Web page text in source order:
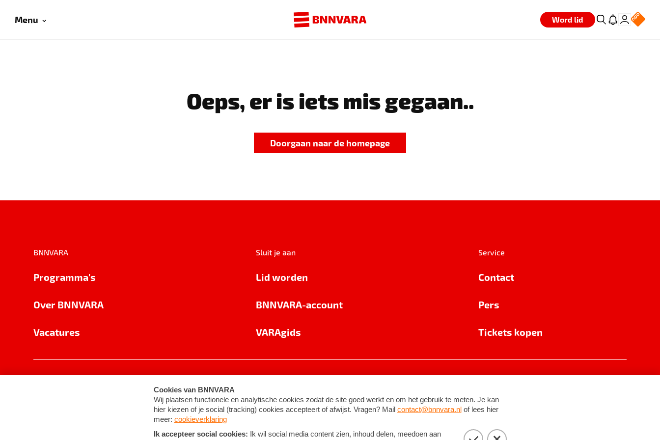
Menu Word lid
Oeps, er is iets mis gegaan..
Doorgaan naar de homepage
BNNVARA
Programma's
Over BNNVARA
Vacatures
Sluit je aan
Lid worden
BNNVARA-account
VARAgids
Service
Contact
Pers
Tickets kopen
Cookie-instellingen Algemene voorwaarden ©2026BNNVARA